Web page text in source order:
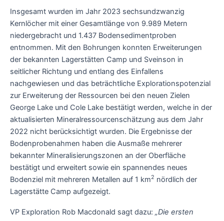
Insgesamt wurden im Jahr 2023 sechsundzwanzig
Kernlöcher mit einer Gesamtlänge von 9.989 Metern
niedergebracht und 1.437 Bodensedimentproben
entnommen. Mit den Bohrungen konnten Erweiterungen
der bekannten Lagerstätten Camp und Sveinson in
seitlicher Richtung und entlang des Einfallens
nachgewiesen und das beträchtliche Explorationspotenzial
zur Erweiterung der Ressourcen bei den neuen Zielen
George Lake und Cole Lake bestätigt werden, welche in der
aktualisierten Mineralressourcenschätzung aus dem Jahr
2022 nicht berücksichtigt wurden. Die Ergebnisse der
Bodenprobenahmen haben die Ausmaße mehrerer
bekannter Mineralisierungszonen an der Oberfläche
bestätigt und erweitert sowie ein spannendes neues
Bodenziel mit mehreren Metallen auf 1 km2 nördlich der
Lagerstätte Camp aufgezeigt.
VP Exploration Rob Macdonald sagt dazu: „Die ersten